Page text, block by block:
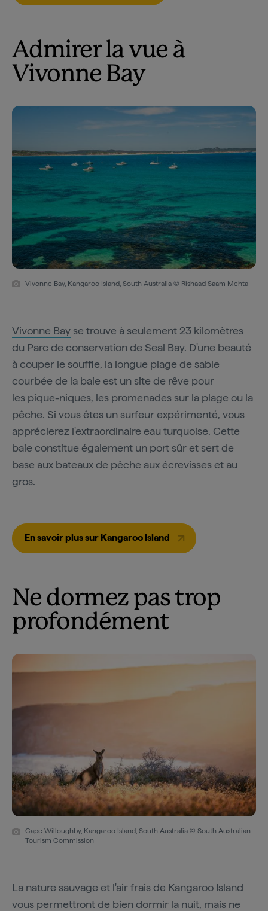
Admirer la vue à
Vivonne Bay
Vivonne Bay, Kangaroo Island, South Australia © Rishaad Saam Mehta
Vivonne Bayse trouve à seulement 23 kilomètres
du Parc de conservation de Seal Bay. D'une beauté
à couper le souffle, la longue plage de sable
courbée de la baie est un site de rêve pour
les pique-niques, les promenades sur la plage ou la
pêche. Si vous êtes un surfeur expérimenté, vous
apprécierez l'extraordinaire eau turquoise. Cette
baie constitue également un port sûr et sert de
base aux bateaux de pêche aux écrevisses et au
gros.
En savoir plus sur Kangaroo Island
Ne dormez pas trop
profondément
Cape Willoughby, Kangaroo Island, South Australia © South Australian
Tourism Commission
La nature sauvage et l'air frais de Kangaroo Island
vous permettront de bien dormir la nuit, mais ne